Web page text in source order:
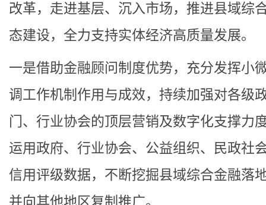
改革，走进基层、沉入市场，推进县域综
态建设，全力支持实体经济高质量发展。
一是借助金融顾问制度优势，充分发挥小
调工作机制作用与成效，持续加强对各级
门、行业协会的顶层营销及数字化支撑力
运用政府、行业协会、公益组织、民政社
信用评级数据，不断挖掘县域综合金融落
并向其他地区复制推广。